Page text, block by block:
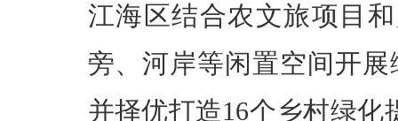
江海区结合农文旅项目
旁、河岸等闲置空间开
并择优打造16个乡村绿